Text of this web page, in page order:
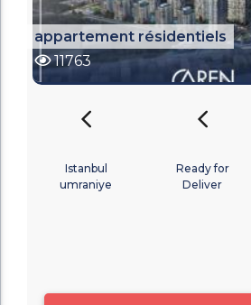
appartement résidentiels
11763
Istanbul
umraniye
Ready for
Deliver